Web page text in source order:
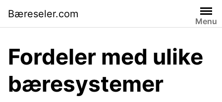
content
Bæreseler.com
Menu
Fordeler med ulike
bæresystemer